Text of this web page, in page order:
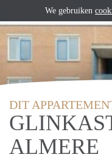
DIT
ALMERE
We gebruiken